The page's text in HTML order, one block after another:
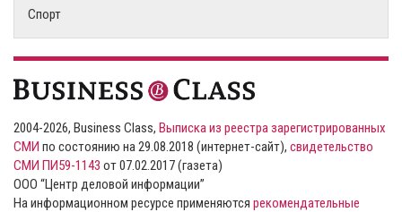
Спорт
2004-2026, Business Class, Выписка из реестра зарегистрированных
СМИ по состоянию на 29.08.2018 (интернет-сайт), свидетельство
СМИ ПИ59-1143 от 07.02.2017 (газета)
ООО “Центр деловой информации”
На информационном ресурсе применяются рекомендательные